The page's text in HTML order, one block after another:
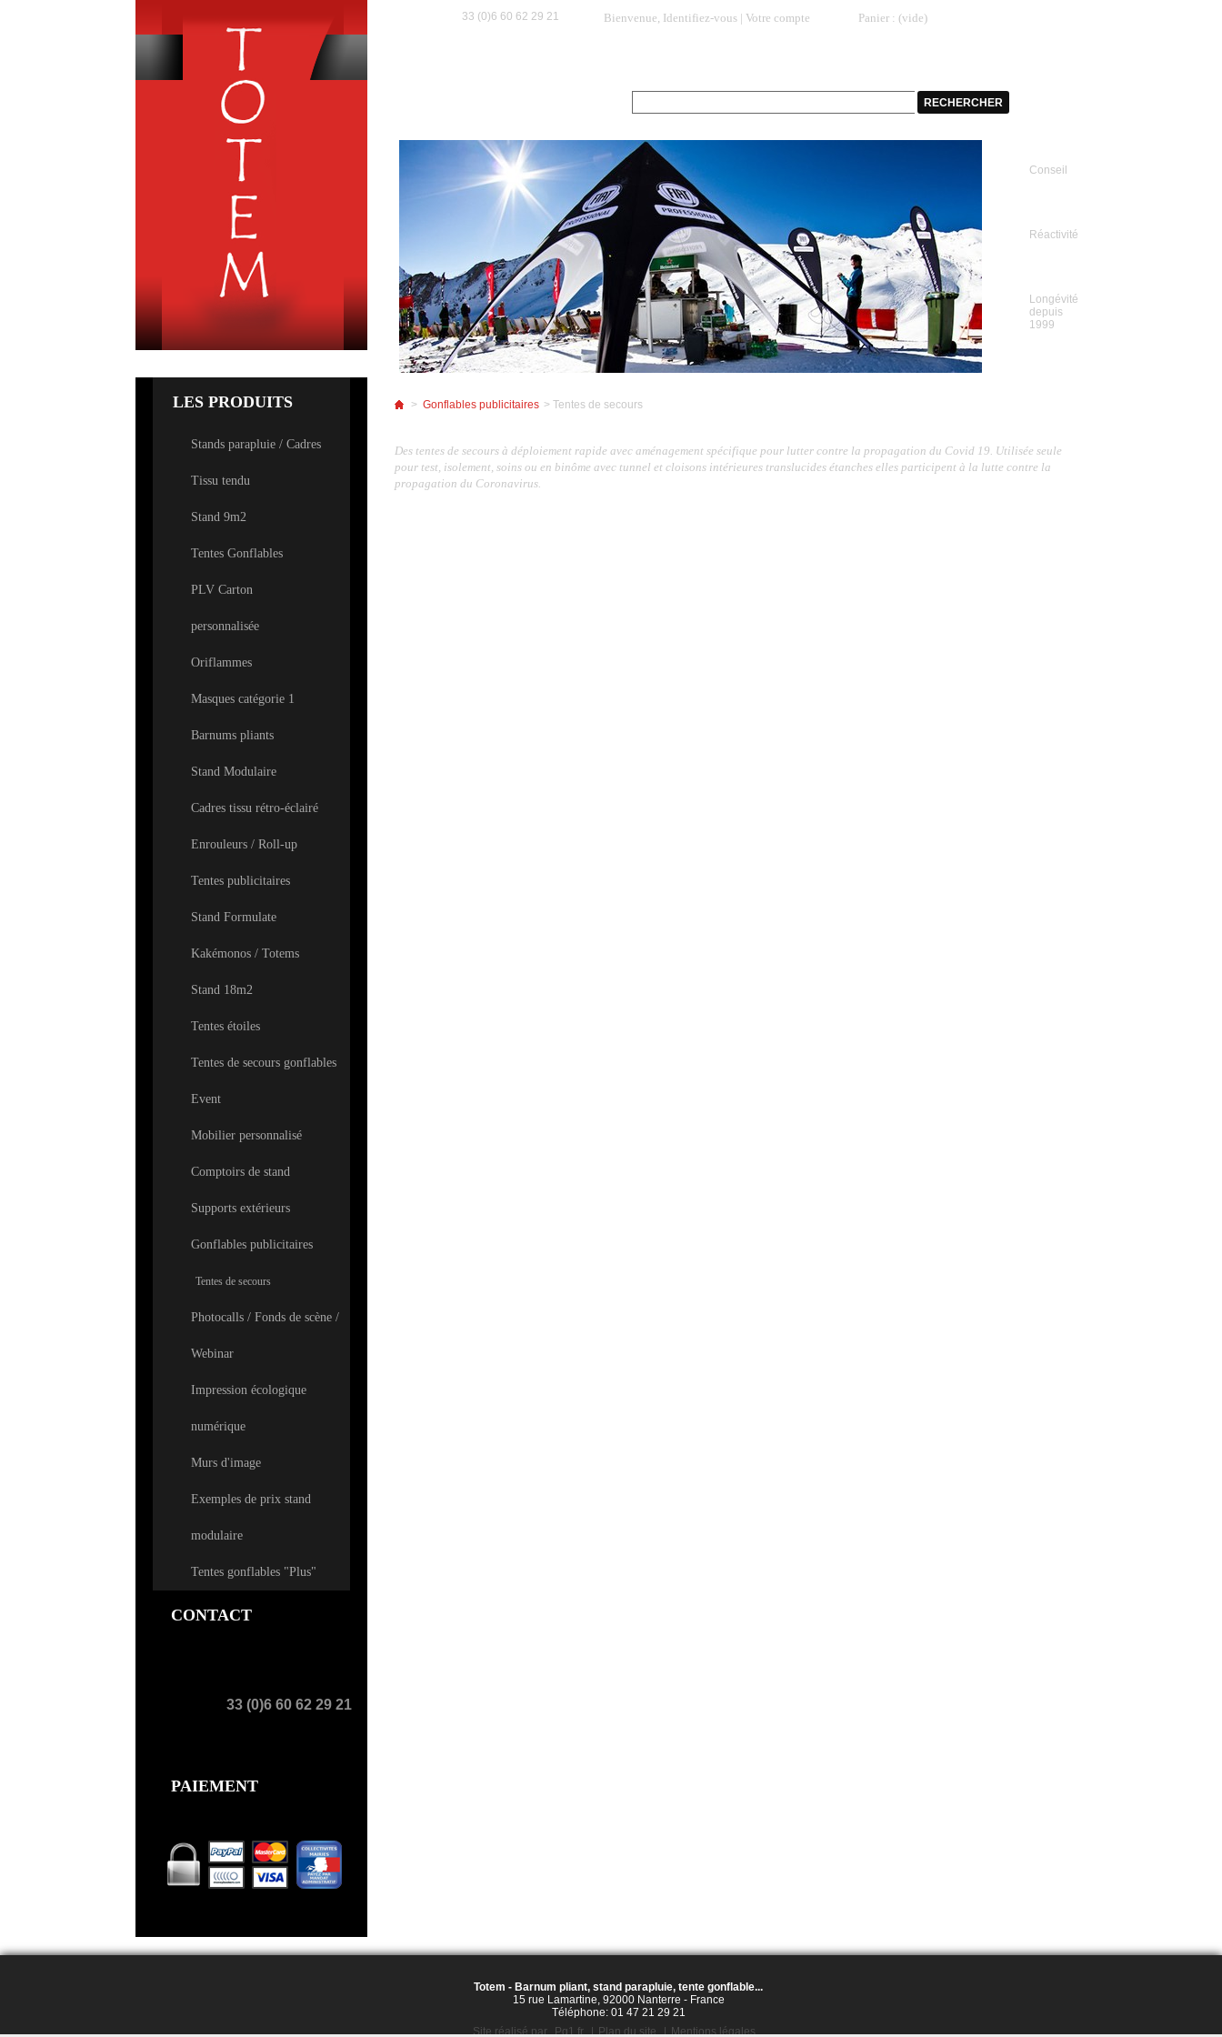
33 (0)6 60 62 29 21 Panier : (vide)
Bienvenue, Identifiez-vous | Votre compte
Conseil
Réactivité
Longévité
depuis
1999
LES PRODUITS
Stands parapluie / Cadres
Tissu tendu
Stand 9m2
Tentes Gonflables
PLV Carton
personnalisée
Oriflammes
Masques catégorie 1
Barnums pliants
Stand Modulaire
Cadres tissu rétro-éclairé
Enrouleurs / Roll-up
Tentes publicitaires
Stand Formulate
Kakémonos / Totems
Stand 18m2
Tentes étoiles
Tentes de secours gonflables
Event
Mobilier personnalisé
Comptoirs de stand
Supports extérieurs
Gonflables publicitaires
Tentes de secours
Photocalls / Fonds de scène /
Webinar
Impression écologique
numérique
Murs d'image
Exemples de prix stand
modulaire
Tentes gonflables "Plus"
CONTACT
33 (0)6 60 62 29 21
PAIEMENT
> Gonflables publicitaires > Tentes de secours
Des tentes de secours à déploiement rapide avec aménagement spécifique pour lutter contre la propagation du Covid 19. Utilisée seule
pour test, isolement, soins ou en binôme avec tunnel et cloisons intérieures translucides étanches elles participent à la lutte contre la
propagation du Coronavirus.
Totem - Barnum pliant, stand parapluie, tente gonflable...
15 rue Lamartine, 92000 Nanterre - France
Téléphone: 01 47 21 29 21
Site réalisé par Pg1.fr | Plan du site | Mentions légales